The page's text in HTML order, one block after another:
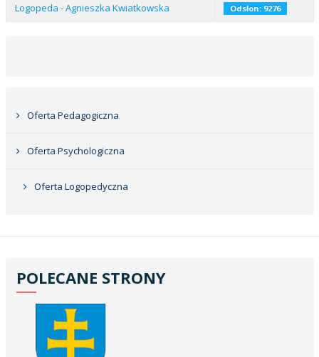
Logopeda - Agnieszka Kwiatkowska Odsłon: 9276
Oferta Pedagogiczna
Oferta Psychologiczna
Oferta Logopedyczna
POLECANE STRONY